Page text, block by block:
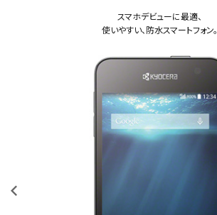
スマホデビューに最適、
使いやすい、防水スマートフォン。